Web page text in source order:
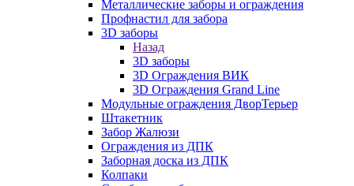
Металлические заборы и ограждения
Профнастил для забора
3D заборы
Назад
3D заборы
3D Ограждения ВИК
3D Ограждения Grand Line
Модульные ограждения ДворТерьер
Штакетник
Забор Жалюзи
Ограждения из ДПК
Заборная доска из ДПК
Колпаки